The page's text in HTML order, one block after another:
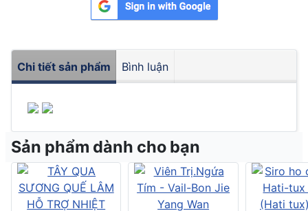
Chi tiết sản phẩm Bình luận
Sản phẩm dành cho bạn